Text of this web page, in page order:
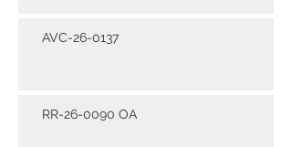
AVC-26-0137
RR-26-0090 OA